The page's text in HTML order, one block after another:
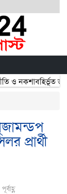
ও নকশাবহির্ভূত
প্রার্থী